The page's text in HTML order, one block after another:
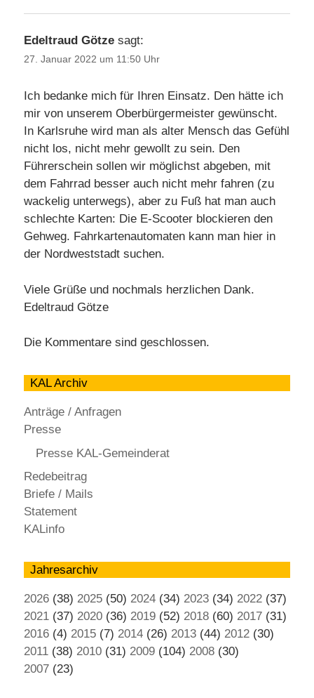
Edeltraud Götze sagt:
27. Januar 2022 um 11:50 Uhr
Ich bedanke mich für Ihren Einsatz. Den hätte ich
mir von unserem Oberbürgermeister gewünscht.
In Karlsruhe wird man als alter Mensch das Gefühl
nicht los, nicht mehr gewollt zu sein. Den
Führerschein sollen wir möglichst abgeben, mit
dem Fahrrad besser auch nicht mehr fahren (zu
wackelig unterwegs), aber zu Fuß hat man auch
schlechte Karten: Die E-Scooter blockieren den
Gehweg. Fahrkartenautomaten kann man hier in
der Nordweststadt suchen.
Viele Grüße und nochmals herzlichen Dank.
Edeltraud Götze
Die Kommentare sind geschlossen.
KAL Archiv
Anträge / Anfragen
Presse
Presse KAL-Gemeinderat
Redebeitrag
Briefe / Mails
Statement
KALinfo
Jahresarchiv
2026 (38) 2025 (50) 2024 (34) 2023 (34) 2022 (37)
2021 (37) 2020 (36) 2019 (52) 2018 (60) 2017 (31)
2016 (4) 2015 (7) 2014 (26) 2013 (44) 2012 (30)
2011 (38) 2010 (31) 2009 (104) 2008 (30)
2007 (23)